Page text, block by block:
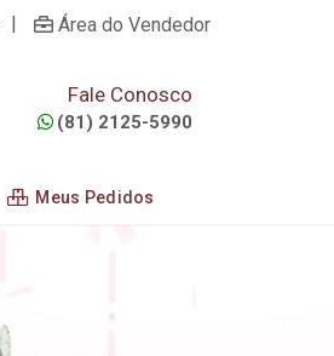
| Área do Vendedor
Fale Conosco
(81) 2125-5990
Meus Pedidos